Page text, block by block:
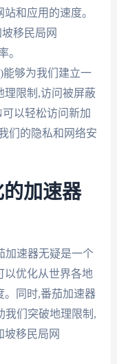
和应用的速度。
移民局网
。
够为我们建立一
理限制,访问被屏蔽
以轻松访问新加
们的隐私和网络安
加速器
加速器无疑是一个
以优化从世界各地
。同时,番茄加速器
我们突破地理限制,
坡移民局网